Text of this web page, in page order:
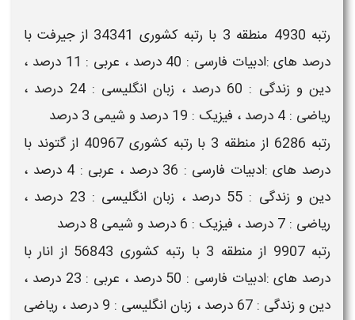
رتبه 4930 منطقه 3 با رتبه کشوری 34341 از جیرفت با
درصد های :ادبیات فارسی : 40 درصد ، عربی : 11 درصد ،
دین و زندگی : 60 درصد ، زبان انگلیسی : 24 درصد ،
ریاضی : 4 درصد ، فیزیک : 19 درصد و شیمی 3 درصد
رتبه 6286 از منطقه 3 با رتبه کشوری 40967 از گتوند با
درصد های :ادبیات فارسی : 36 درصد ، عربی : 4 درصد ،
دین و زندگی : 55 درصد ، زبان انگلیسی : 23 درصد ،
ریاضی : 7 درصد ، فیزیک : 6 درصد و شیمی 8 درصد
رتبه 9907 از منطقه 3 با رتبه کشوری 56843 از انار با
درصد های :ادبیات فارسی : 50 درصد ، عربی : 23 درصد ،
دین و زندگی : 67 درصد ، زبان انگلیسی : 9 درصد ، ریاضی